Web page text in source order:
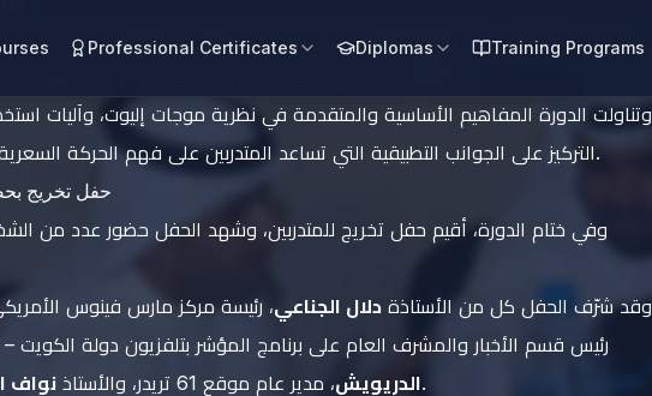
Professional Certificates Diplomas Training Programs
استمرت الدورة لمدة ثمانية أيام، وقدمها الدكتور وليد سليمان
، في أجواء
وتناولت الدورة المفاهيم الأساسية والمتقدمة في نظرية موجات إليوت، وآليات
التركيز على الجوانب التطبيقية التي تساعد المتدربين على فهم الحركة السعرية بصورة أكثر تنظيمًا واحترافية.
حفل تخريج
وفي ختام الدورة، أقيم حفل تخريج للمتدربين، وشهد الحفل حضور عدد من
وقد شرّف الحفل كل من الأستاذة دلال الجناعي، رئيسة مركز مارس فينوس
رئيس قسم الأخبار والمشرف العام على برنامج المؤشر بتلفزيون دولة الكويت –
الدريويش، مدير عام موقع 61 تريدر، والأستاذ نواف
، المحلل الفني بالكويت.